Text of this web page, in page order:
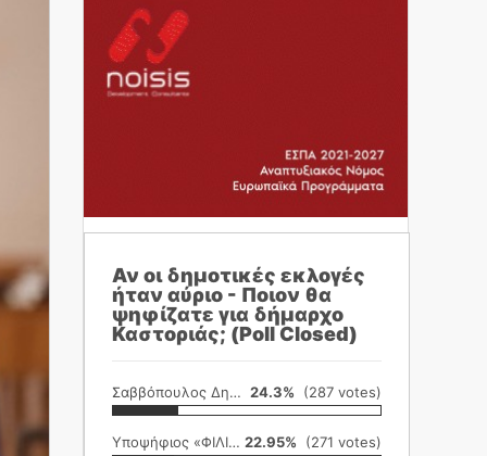
Αν οι δημοτικές εκλογές
ήταν αύριο - Ποιον θα
ψηφίζατε για δήμαρχο
Καστοριάς; (Poll Closed)
Σαββόπουλος Δημήτρης 24.3% (287 votes)
Υποψήφιος «ΦΙΛΙΚΗ ΕΤΑΙΡΕΙΑ» 22.95% (271 votes)